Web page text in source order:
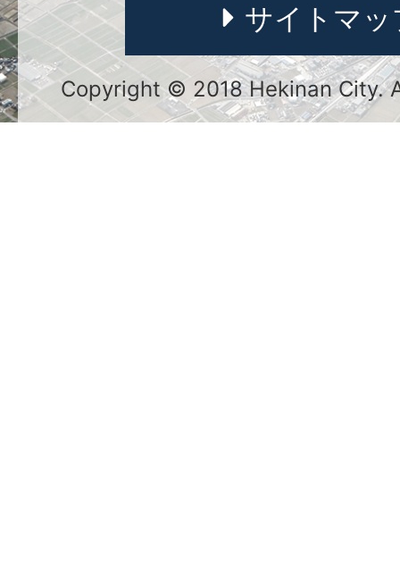
サイトマッ
Copyright © 2018 Hekinan City.